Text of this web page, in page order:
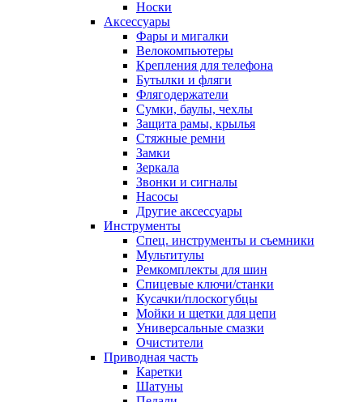
Носки
Аксессуары
Фары и мигалки
Велокомпьютеры
Крепления для телефона
Бутылки и фляги
Флягодержатели
Сумки, баулы, чехлы
Защита рамы, крылья
Стяжные ремни
Замки
Зеркала
Звонки и сигналы
Насосы
Другие аксессуары
Инструменты
Спец. инструменты и съемники
Мультитулы
Ремкомплекты для шин
Спицевые ключи/станки
Кусачки/плоскогубцы
Мойки и щетки для цепи
Универсальные смазки
Очистители
Приводная часть
Каретки
Шатуны